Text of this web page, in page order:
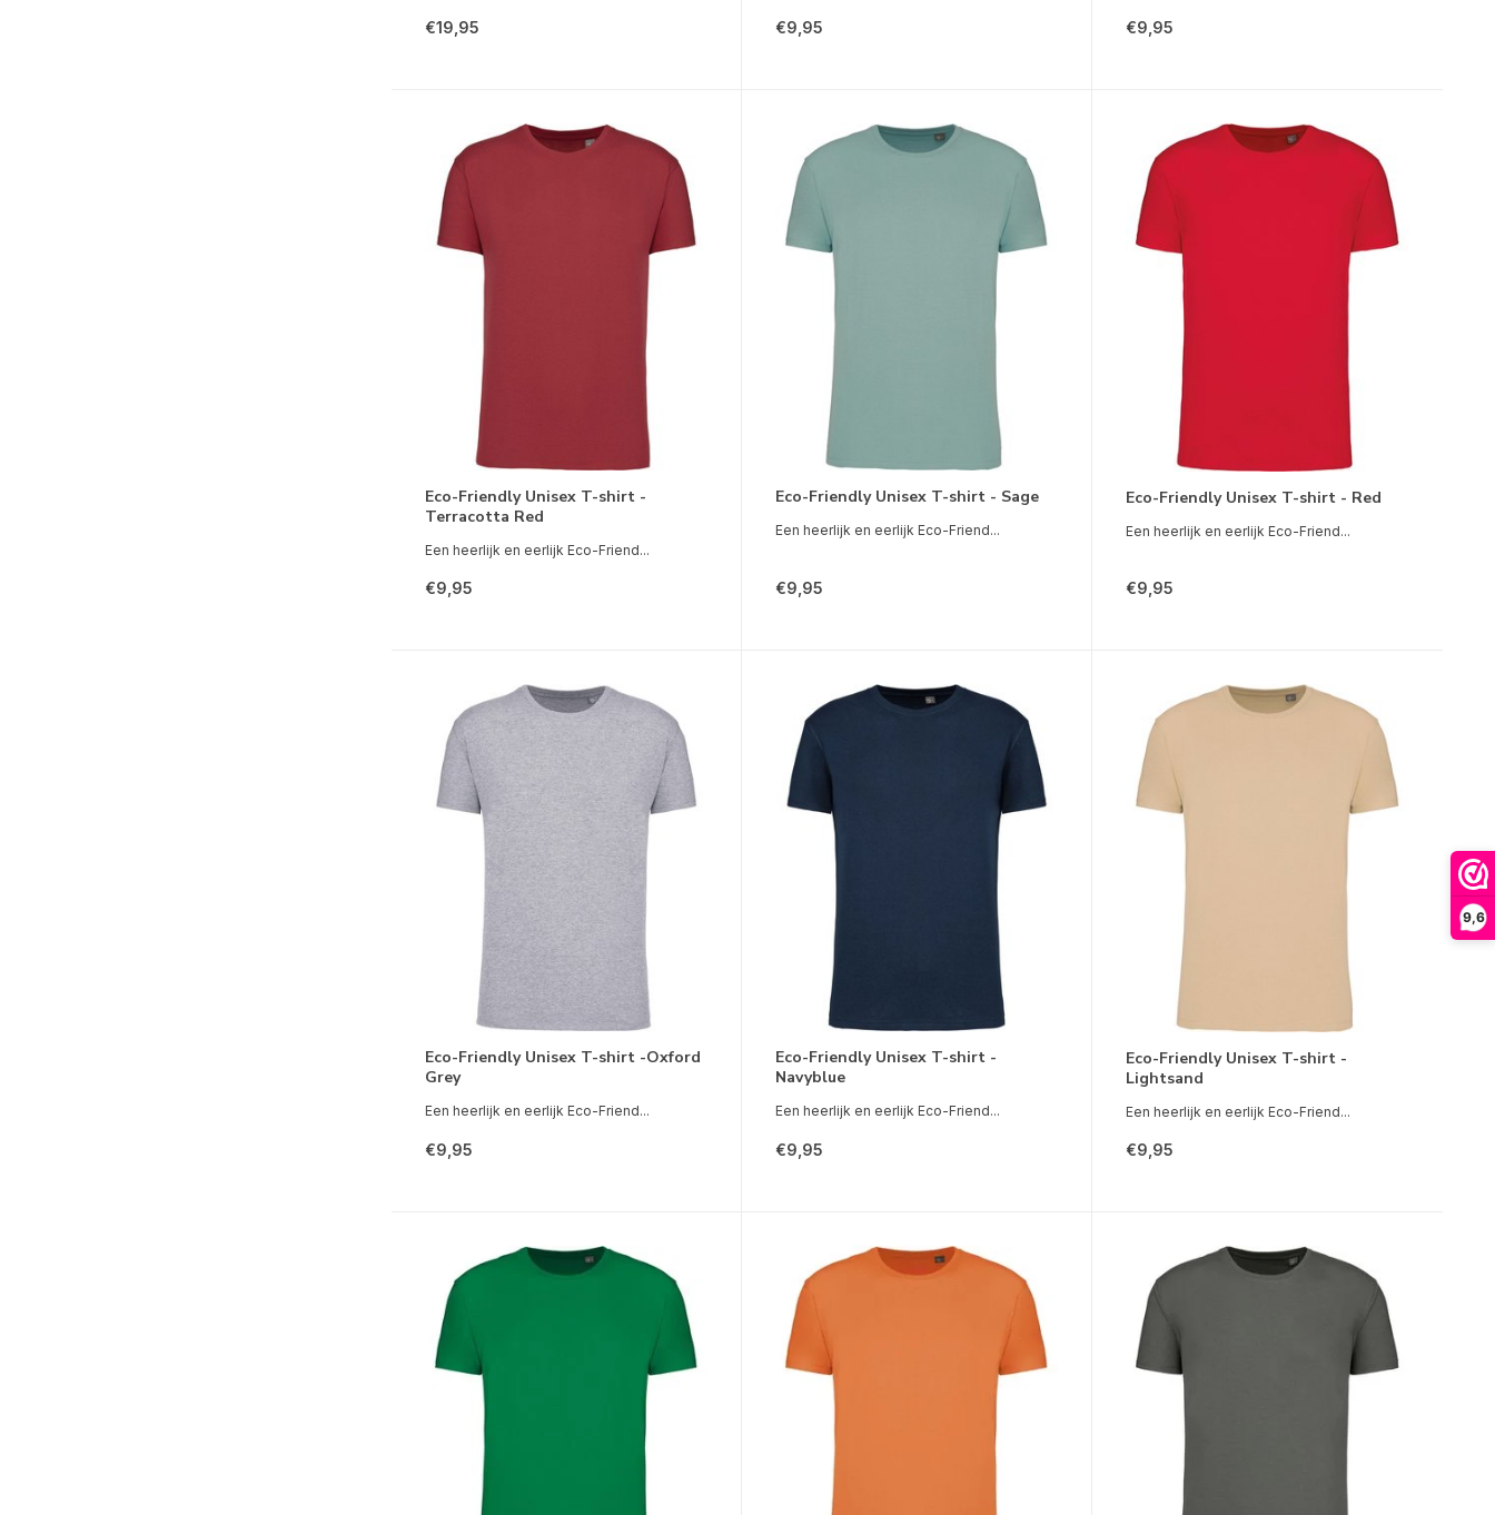
9,6
€19,95 €9,95 €9,95
Eco-Friendly Unisex T-shirt -
Terracotta Red
Een heerlijk en eerlijk Eco-Friend...
€9,95
Eco-Friendly Unisex T-shirt - Sage
Een heerlijk en eerlijk Eco-Friend...
€9,95
Eco-Friendly Unisex T-shirt - Red
Een heerlijk en eerlijk Eco-Friend...
€9,95
Eco-Friendly Unisex T-shirt -Oxford
Grey
Een heerlijk en eerlijk Eco-Friend...
€9,95
Eco-Friendly Unisex T-shirt -
Navyblue
Een heerlijk en eerlijk Eco-Friend...
€9,95
Eco-Friendly Unisex T-shirt -
Lightsand
Een heerlijk en eerlijk Eco-Friend...
€9,95